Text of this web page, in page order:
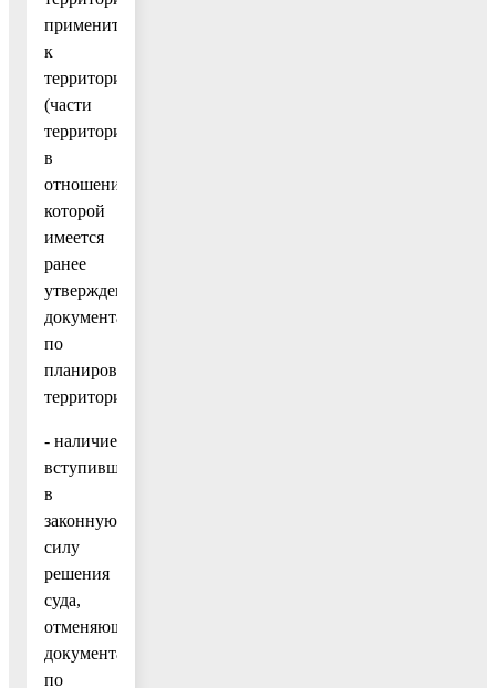
применительно
к
территории
(части
территории),
в
отношении
которой
имеется
ранее
утвержденная
документации
по
планировке
территории;
- наличие
вступившего
в
законную
силу
решения
суда,
отменяющего
документацию
по